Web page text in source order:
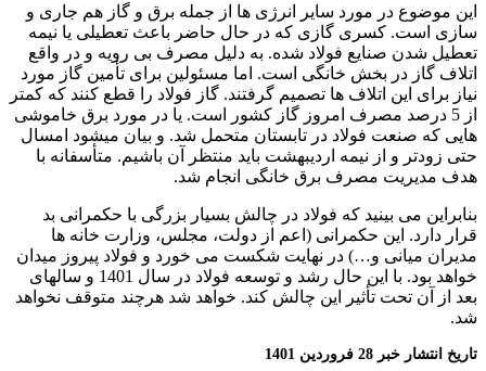
این موضوع در مورد سایر انرژی ها از جمله برق و گاز هم جاری و
سازی است. کسری گازی که در حال حاضر باعث تعطیلی یا نیمه
تعطیل شدن صنایع فولاد شده. به دلیل مصرف بی رویه و در واقع
اتلاف گاز در بخش خانگی است. اما مسئولین برای تأمین گاز مورد
نیاز برای این اتلاف ها تصمیم گرفتند. گاز فولاد را قطع کنند که کمتر
از 5 درصد مصرف امروز گاز کشور است. یا در مورد برق خاموشی
هایی که صنعت فولاد در تابستان متحمل شد. و بیان میشود امسال
حتی زودتر و از نیمه اردیبهشت باید منتظر آن باشیم. متأسفانه با
هدف مدیریت مصرف برق خانگی انجام شد.
بنابراین می بینید که فولاد در چالش بسیار بزرگی با حکمرانی بد
قرار دارد. این حکمرانی (اعم از دولت، مجلس، وزارت خانه ها
مدیران میانی و…) در نهایت شکست می خورد و فولاد پیروز میدان
خواهد بود. با این حال رشد و توسعه فولاد در سال 1401 و سالهای
بعد از آن تحت تأثیر این چالش کند. خواهد شد هرچند متوقف نخواهد
شد.
تاریخ انتشار خبر 28 فروردین 1401